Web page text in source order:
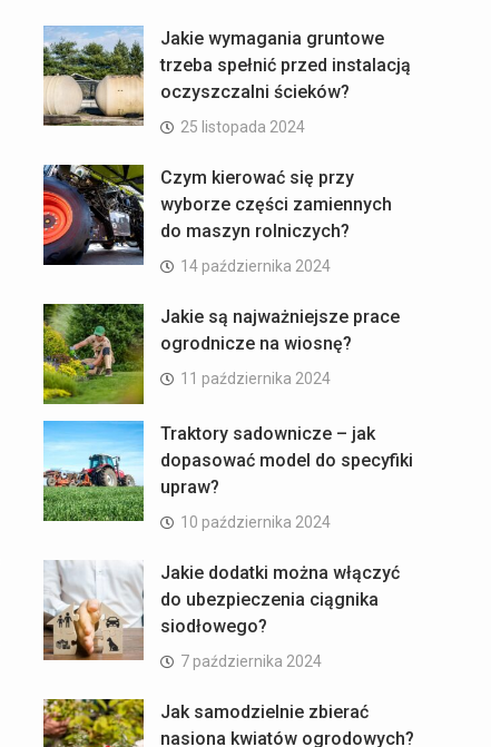
Jakie wymagania gruntowe
trzeba spełnić przed instalacją
oczyszczalni ścieków?
25 listopada 2024
Czym kierować się przy
wyborze części zamiennych
do maszyn rolniczych?
14 października 2024
Jakie są najważniejsze prace
ogrodnicze na wiosnę?
11 października 2024
Traktory sadownicze – jak
dopasować model do specyfiki
upraw?
10 października 2024
Jakie dodatki można włączyć
do ubezpieczenia ciągnika
siodłowego?
7 października 2024
Jak samodzielnie zbierać
nasiona kwiatów ogrodowych?